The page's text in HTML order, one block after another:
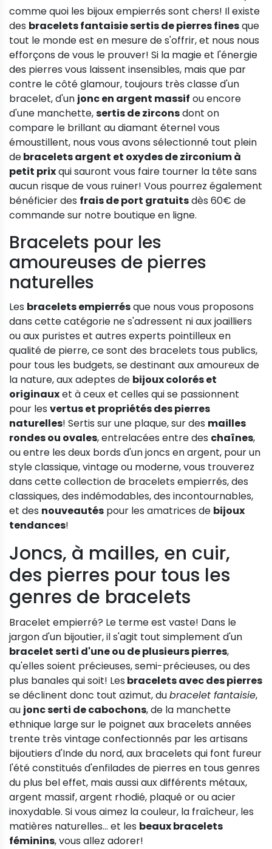
comme quoi les bijoux empierrés sont chers! Il existe
des bracelets fantaisie sertis de pierres finesque
tout le monde est en mesure de s'offrir, et nous nous
efforçons de vous le prouver! Si la magie et l'énergie
des pierres vous laissent insensibles, mais que par
contre le côté glamour, toujours très classe d'un
bracelet, d'un jonc en argent massif ou encore
d'une manchette,sertis de zirconsdont on
compare le brillant au diamant éternel vous
émoustillent, nous vous avons sélectionné tout plein
debracelets argent et oxydes de zirconium à
petit prixqui sauront vous faire tourner la tête sans
aucun risque de vous ruiner! Vous pourrez également
bénéficier des frais de port gratuitsdès 60€ de
commande sur notre boutique en ligne.
Bracelets pour les
amoureuses de pierres
naturelles
Les bracelets empierrésque nous vous proposons
dans cette catégorie ne s'adressent ni aux joailliers
ou aux puristes et autres experts pointilleux en
qualité de pierre, ce sont des bracelets tous publics,
pour tous les budgets, se destinant aux amoureux de
la nature, aux adeptes de bijoux colorés et
originauxet à ceux et celles qui se passionnent
pour les vertus et propriétés des pierres
naturelles! Sertis sur une plaque, sur des mailles
rondes ou ovales, entrelacées entre des chaînes,
ou entre les deux bords d'un joncs en argent, pour un
style classique, vintage ou moderne, vous trouverez
dans cette collection de bracelets empierrés, des
classiques, des indémodables, des incontournables,
et des nouveautés pour les amatrices de bijoux
tendances!
Joncs, à mailles, en cuir,
des pierres pour tous les
genres de bracelets
Bracelet empierré? Le terme est vaste! Dans le
jargon d'un bijoutier, il s'agit tout simplement d'un
bracelet serti d'une ou de plusieurs pierres,
qu'elles soient précieuses, semi-précieuses, ou des
plus banales qui soit! Les bracelets avec des pierres
se déclinent donc tout azimut, dubracelet fantaisie,
au jonc serti de cabochons, de la manchette
ethnique large sur le poignet aux bracelets années
trente très vintage confectionnés par les artisans
bijoutiers d'Inde du nord, aux bracelets qui font fureur
l'été constitués d'enfilades de pierres en tous genres
du plus bel effet, mais aussi aux différents métaux,
argent massif, argent rhodié, plaqué or ou acier
inoxydable. Si vous aimez la couleur, la fraîcheur, les
matières naturelles... et les beaux bracelets
féminins, vous allez adorer!